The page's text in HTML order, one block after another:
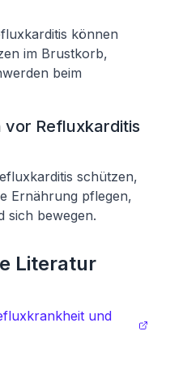
können
im Brustkorb,
beim
vor Refluxkarditis
schützen,
Ernährung pflegen,
sich bewegen.
Literatur
und